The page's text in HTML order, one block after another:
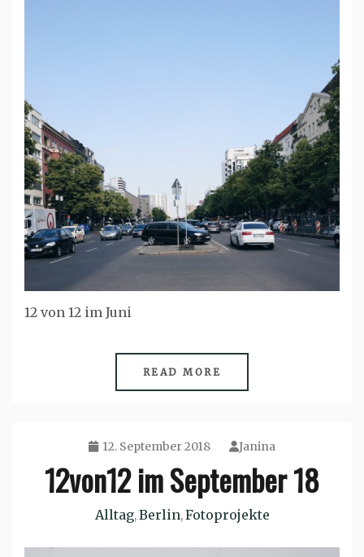
12 von 12 im Juni
READ MORE
12. September 2018 Janina
12von12 im September 18
Alltag,Berlin,Fotoprojekte